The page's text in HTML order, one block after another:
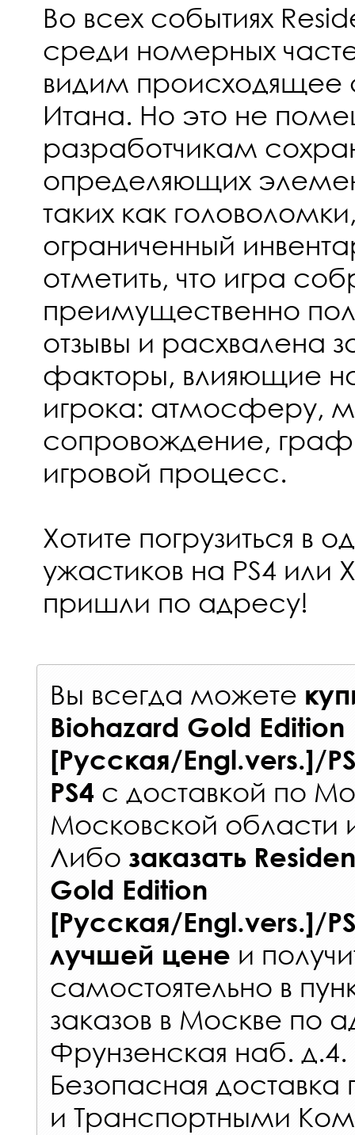
Во всех событиях
среди номерных
видим происходящее
Итана. Но это не
разработчикам
определяющих
таких как
ограниченный
отметить, что игра
преимущественно
отзывы и расхвалена
факторы, влияющие
игрока: атмосферу,
сопровождение,
игровой процесс.
Хотите погрузиться в
ужастиков на PS4 или
пришли по адресу!
Вы всегда можете
Biohazard Gold Edition
[Русская/Engl.vers.]/
PS4 с доставкой по
Московской области
Либо заказать
Gold Edition
[Русская/Engl.vers.]/
лучшей цене и
самостоятельно в
заказов в Москве по
Фрунзенская наб. д.4.
Безопасная
и Транспортными